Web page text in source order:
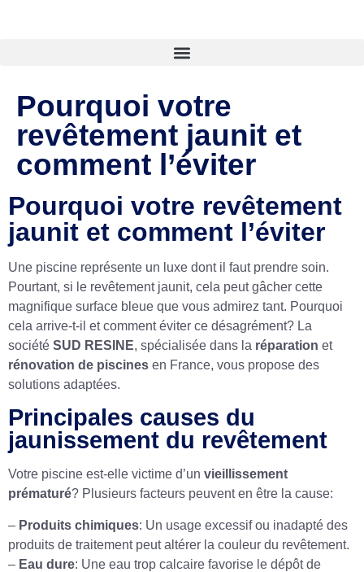
Pourquoi votre
revêtement jaunit et
comment l’éviter
Pourquoi votre revêtement
jaunit et comment l’éviter
Une piscine représente un luxe dont il faut prendre soin.
Pourtant, si le revêtement jaunit, cela peut gâcher cette
magnifique surface bleue que vous admirez tant. Pourquoi
cela arrive-t-il et comment éviter ce désagrément? La
société SUD RESINE, spécialisée dans la réparation et
rénovation de piscines en France, vous propose des
solutions adaptées.
Principales causes du
jaunissement du revêtement
Votre piscine est-elle victime d’un vieillissement
prématuré? Plusieurs facteurs peuvent en être la cause:
– Produits chimiques: Un usage excessif ou inadapté des
produits de traitement peut altérer la couleur du revêtement.
– Eau dure: Une eau trop calcaire favorise le dépôt de